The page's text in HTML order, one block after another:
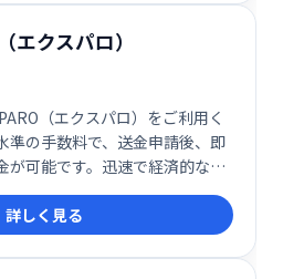
エクスパロ）
（エクスパロ）をご利用く
準の手数料で、送金申請後、即
が可能です。迅速で経済的な韓
しなら、EXPAROが最適な選択
詳しく見る